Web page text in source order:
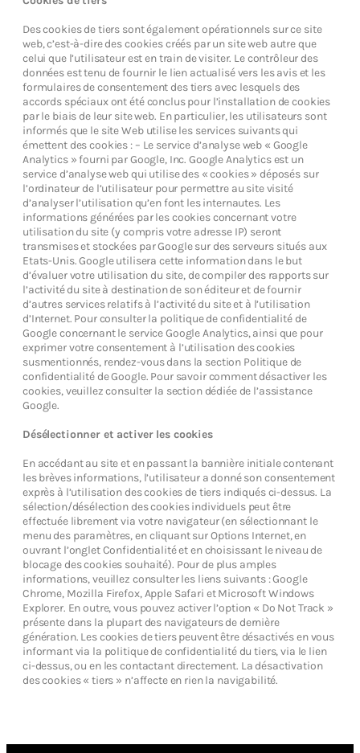
Des cookies de tiers sont également opérationnels sur ce site
web, c’est-à-dire des cookies créés par un site web autre que
celui que l’utilisateur est en train de visiter. Le contrôleur des
données est tenu de fournir le lien actualisé vers les avis et les
formulaires de consentement des tiers avec lesquels des
accords spéciaux ont été conclus pour l’installation de cookies
par le biais de leur site web. En particulier, les utilisateurs sont
informés que le site Web utilise les services suivants qui
émettent des cookies : – Le service d’analyse web « Google
Analytics » fourni par Google, Inc. Google Analytics est un
service d’analyse web qui utilise des « cookies » déposés sur
l’ordinateur de l’utilisateur pour permettre au site visité
d’analyser l’utilisation qu’en font les internautes. Les
informations générées par les cookies concernant votre
utilisation du site (y compris votre adresse IP) seront
transmises et stockées par Google sur des serveurs situés aux
Etats-Unis. Google utilisera cette information dans le but
d’évaluer votre utilisation du site, de compiler des rapports sur
l’activité du site à destination de son éditeur et de fournir
d’autres services relatifs à l’activité du site et à l’utilisation
d’Internet. Pour consulter la politique de confidentialité de
Google concernant le service Google Analytics, ainsi que pour
exprimer votre consentement à l’utilisation des cookies
susmentionnés, rendez-vous dans la section Politique de
confidentialité de Google. Pour savoir comment désactiver les
cookies, veuillez consulter la section dédiée de l’assistance
Google.
Désélectionner et activer les cookies
En accédant au site et en passant la bannière initiale contenant
les brèves informations, l’utilisateur a donné son consentement
exprès à l’utilisation des cookies de tiers indiqués ci-dessus. La
sélection/désélection des cookies individuels peut être
effectuée librement via votre navigateur (en sélectionnant le
menu des paramètres, en cliquant sur Options Internet, en
ouvrant l’onglet Confidentialité et en choisissant le niveau de
blocage des cookies souhaité). Pour de plus amples
informations, veuillez consulter les liens suivants : Google
Chrome, Mozilla Firefox, Apple Safari et Microsoft Windows
Explorer. En outre, vous pouvez activer l’option « Do Not Track »
présente dans la plupart des navigateurs de dernière
génération. Les cookies de tiers peuvent être désactivés en vous
informant via la politique de confidentialité du tiers, via le lien
ci-dessus, ou en les contactant directement. La désactivation
des cookies « tiers » n’affecte en rien la navigabilité.